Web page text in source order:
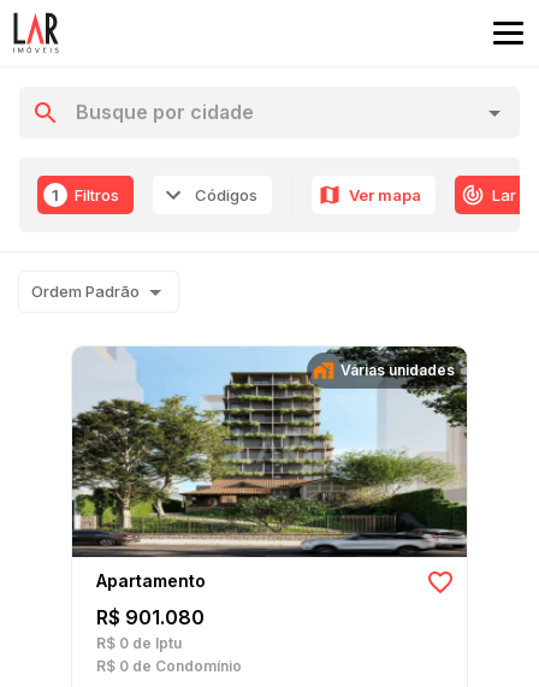
1 Filtros Códigos Ver mapa Lar
Ordem Padrão
Várias unidades
Apartamento
R$ 901.080
R$ 0 de Iptu
R$ 0 de Condomínio